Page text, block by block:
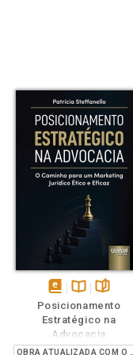
disponível
em
eBook
Disponível
na
B.V.
páginas
Posicionamento
Estratégico na
Advocacia